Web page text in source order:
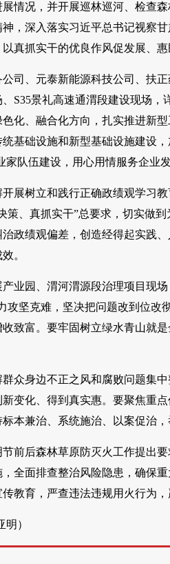
情况，并开展巡林巡河、检查
，深入落实习近平总书记视察
真抓实干的优良作风促发展、惠
司、元泰新能源科技公司、扶
S35景礼高速通渭段建设现场
化、融合化方向，扎实推进新
基础设施和新型基础设施建设
队伍建设，用心用情服务企业发
展树立和践行正确政绩观学习
策、真抓实干”总要求，切实做
政绩观偏差，创造经得起实践
。
业园、渭河渭源段治理项目现
攻坚克难，坚决把问题改到位
致富。要牢固树立绿水青山就
众身边不正之风和腐败问题集
变化、得到真实惠。要聚焦重
本兼治、系统施治、以案促治
前后森林草原防灭火工作提出
全面排查整治风险隐患，确保
教育，严查违法违规用火行为
）